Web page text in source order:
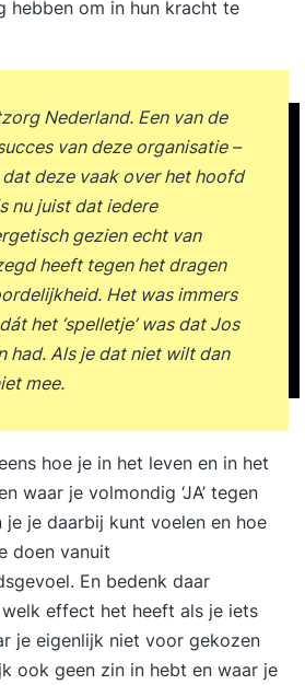
hebben om in hun kracht te
Nederland. Een van de
van deze organisatie –
deze vaak over het hoofd
nu juist dat iedere
gezien echt van
heeft tegen het dragen
Het was immers
het ‘spelletje’ was dat Jos
had. Als je dat niet wilt dan
mee.
hoe je in het leven en in het
waar je volmondig ‘JA’ tegen
je daarbij kunt voelen en hoe
doen vanuit
En bedenk daar
effect het heeft als je iets
je eigenlijk niet voor gekozen
ook geen zin in hebt en waar je